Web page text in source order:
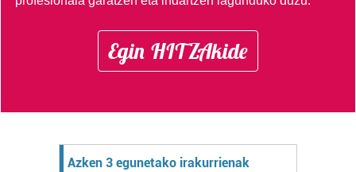
Egin HITZAkide
Azken 3 egunetako irakurrienak